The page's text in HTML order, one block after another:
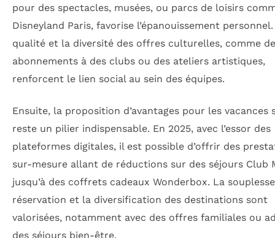
pour des spectacles, musées, ou parcs de loisirs
Disneyland Paris, favorise l’épanouissement
qualité et la diversité des offres culturelles, comme
abonnements à des clubs ou des ateliers artistiques,
renforcent le lien social au sein des équipes.
Ensuite, la proposition d’avantages pour les vacances
reste un pilier indispensable. En 2025, avec l’essor des
plateformes digitales, il est possible d’offrir des
sur-mesure allant de réductions sur des séjours Club
jusqu’à des coffrets cadeaux Wonderbox. La
réservation et la diversification des destinations sont
valorisées, notamment avec des offres familiales ou
des séjours bien-être.